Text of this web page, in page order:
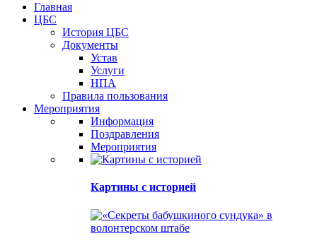
Главная
ЦБС
История ЦБС
Документы
Устав
Услуги
НПА
Правила пользования
Мероприятия
Информация
Поздравления
Мероприятия
Картины с историей